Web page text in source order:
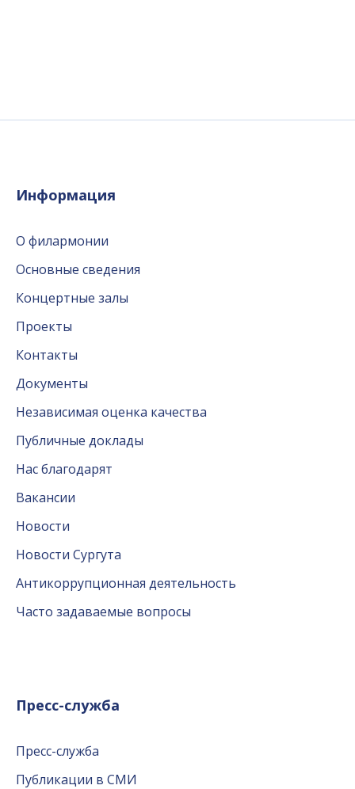
Информация
О филармонии
Основные сведения
Концертные залы
Проекты
Контакты
Документы
Независимая оценка качества
Публичные доклады
Нас благодарят
Вакансии
Новости
Новости Сургута
Антикоррупционная деятельность
Часто задаваемые вопросы
Пресс-служба
Пресс-служба
Публикации в СМИ